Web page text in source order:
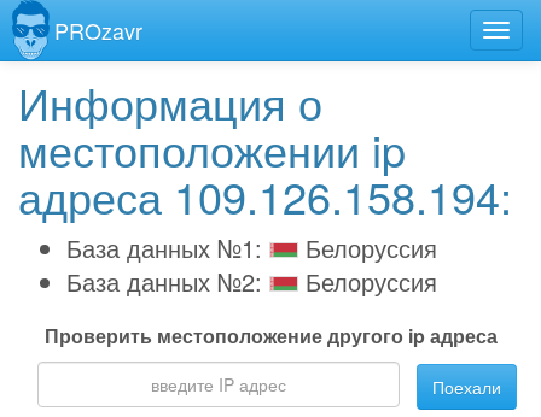
PROzavr
Информация о
местоположении ip
адреса 109.126.158.194:
База данных №1:
Белоруссия
База данных №2:
Белоруссия
Проверить местоположение другого ip адреса
Поехали